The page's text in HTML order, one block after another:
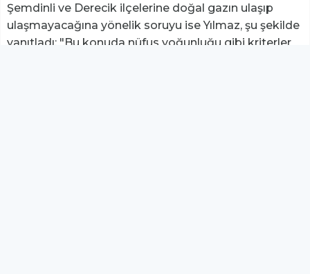
Şemdinli ve Derecik ilçelerine doğal gazın ulaşıp
ulaşmayacağına yönelik soruyu ise Yılmaz, şu şekilde
yanıtladı: "Bu konuda nüfus yoğunluğu gibi kriterler